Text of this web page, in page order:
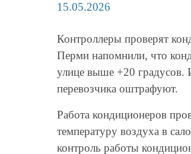
15.05.2026
Контроллеры проверят
Перми напомнили, что
улице выше +20 градусов.
перевозчика оштрафуют.
Работа кондиционеров
температуру воздуха в
контроль работы